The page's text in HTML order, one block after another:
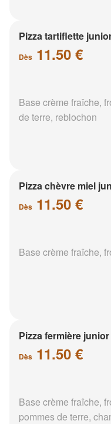
Pizza tartiflette
Dès 11.50 €
Base crème fraîche,
de terre, reblochon
Pizza chèvre miel
Dès 11.50 €
Base crème fraîche,
Pizza fermière junior
Dès 11.50 €
Base crème fraîche,
pommes de terre,